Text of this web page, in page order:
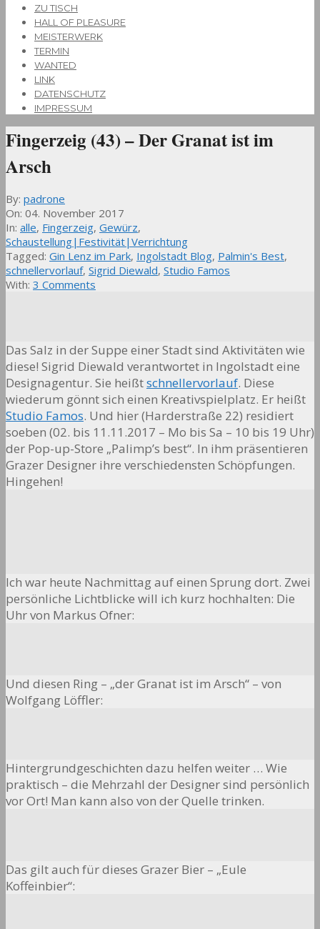
ZU TISCH
HALL OF PLEASURE
MEISTERWERK
TERMIN
WANTED
LINK
DATENSCHUTZ
IMPRESSUM
Fingerzeig (43) – Der Granat ist im
Arsch
By: padrone
On: 04. November 2017
In: alle, Fingerzeig, Gewürz,
Schaustellung|Festivität|Verrichtung
Tagged: Gin Lenz im Park, Ingolstadt Blog, Palmin's Best,
schnellervorlauf, Sigrid Diewald, Studio Famos
With: 3 Comments
Das Salz in der Suppe einer Stadt sind Aktivitäten wie
diese! Sigrid Diewald verantwortet in Ingolstadt eine
Designagentur. Sie heißtschnellervorlauf. Diese
wiederum gönnt sich einen Kreativspielplatz. Er heißt
Studio Famos. Und hier (Harderstraße 22) residiert
soeben (02. bis 11.11.2017 – Mo bis Sa – 10 bis 19 Uhr)
der Pop-up-Store „Palimp’s best“. In ihm präsentieren
Grazer Designer ihre verschiedensten Schöpfungen.
Hingehen!
Ich war heute Nachmittag auf einen Sprung dort. Zwei
persönliche Lichtblicke will ich kurz hochhalten: Die
Uhr von Markus Ofner:
Und diesen Ring – „der Granat ist im Arsch“ – von
Wolfgang Löffler:
Hintergrundgeschichten dazu helfen weiter … Wie
praktisch – die Mehrzahl der Designer sind persönlich
vor Ort! Man kann also von der Quelle trinken.
Das gilt auch für dieses Grazer Bier – „Eule
Koffeinbier“: